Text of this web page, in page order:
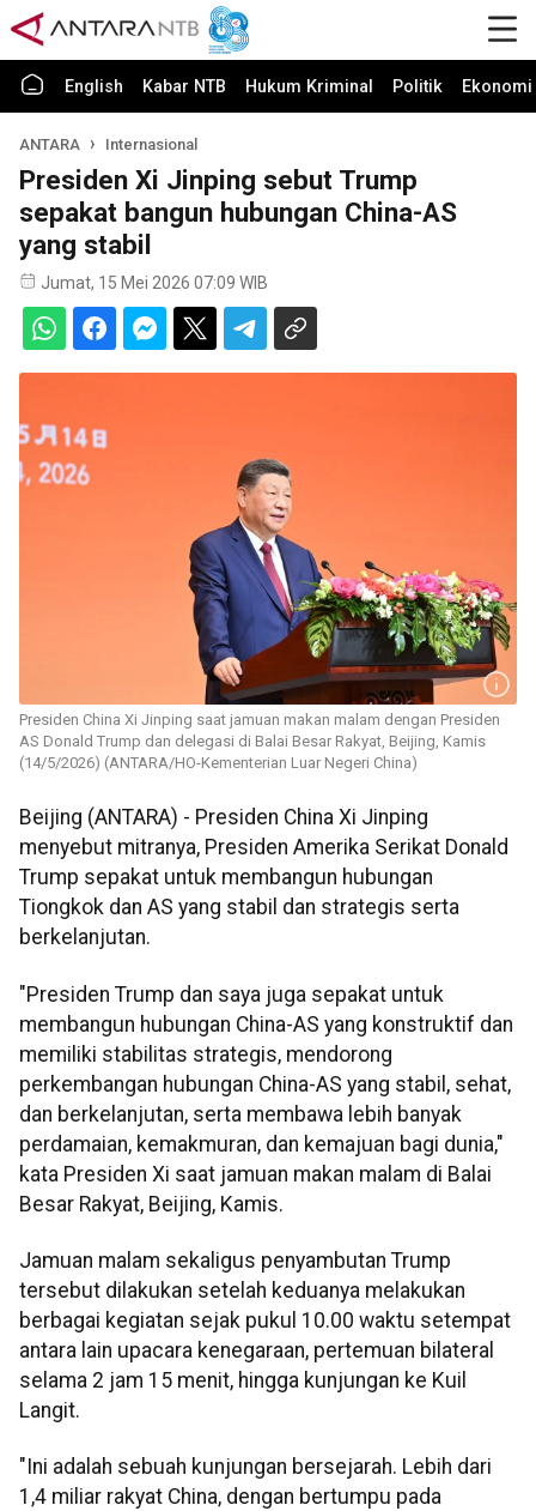
English Kabar NTB Hukum Kriminal Politik
ANTARA Internasional
Presiden Xi Jinping sebut Trump
sepakat bangun hubungan China-AS
yang stabil
Jumat, 15 Mei 2026 07:09 WIB
Presiden China Xi Jinping saat jamuan makan malam dengan Presiden
AS Donald Trump dan delegasi di Balai Besar Rakyat, Beijing, Kamis
(14/5/2026) (ANTARA/HO-Kementerian Luar Negeri China)
Beijing (ANTARA) - Presiden China Xi Jinping
menyebut mitranya, Presiden Amerika Serikat Donald
Trump sepakat untuk membangun hubungan
Tiongkok dan AS yang stabil dan strategis serta
berkelanjutan.
"Presiden Trump dan saya juga sepakat untuk
membangun hubungan China-AS yang konstruktif dan
memiliki stabilitas strategis, mendorong
perkembangan hubungan China-AS yang stabil, sehat,
dan berkelanjutan, serta membawa lebih banyak
perdamaian, kemakmuran, dan kemajuan bagi dunia,"
kata Presiden Xi saat jamuan makan malam di Balai
Besar Rakyat, Beijing, Kamis.
Jamuan malam sekaligus penyambutan Trump
tersebut dilakukan setelah keduanya melakukan
berbagai kegiatan sejak pukul 10.00 waktu setempat
antara lain upacara kenegaraan, pertemuan bilateral
selama 2 jam 15 menit, hingga kunjungan ke Kuil
Langit.
"Ini adalah sebuah kunjungan bersejarah. Lebih dari
1,4 miliar rakyat China, dengan bertumpu pada